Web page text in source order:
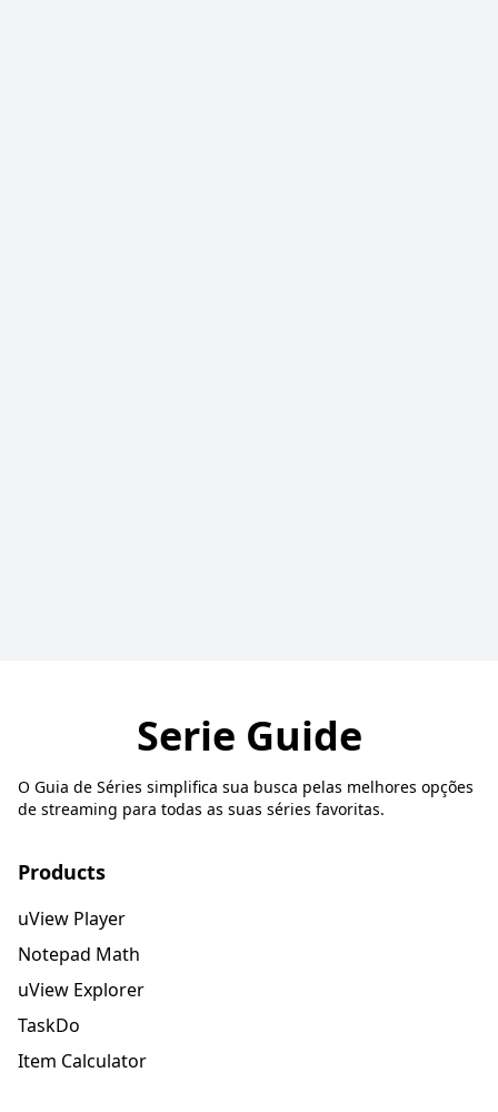
Serie Guide
O Guia de Séries simplifica sua busca pelas melhores opções
de streaming para todas as suas séries favoritas.
Products
uView Player
Notepad Math
uView Explorer
TaskDo
Item Calculator